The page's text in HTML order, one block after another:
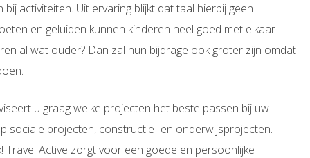
activiteiten. Uit ervaring blijkt dat taal hierbij geen
en geluiden kunnen kinderen heel goed met elkaar
al wat ouder? Dan zal hun bijdrage ook groter zijn omdat
u graag welke projecten het beste passen bij uw
sociale projecten, constructie- en onderwijsprojecten.
Travel Active zorgt voor een goede en persoonlijke